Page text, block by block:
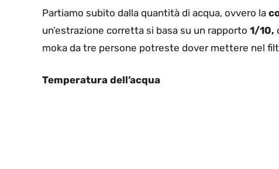
Partiamo subito dalla quantità di acqua, ovvero la
un’estrazione corretta si basa su un rapporto 1/10,
moka da tre persone potreste dover mettere nel
Temperatura dell’acqua